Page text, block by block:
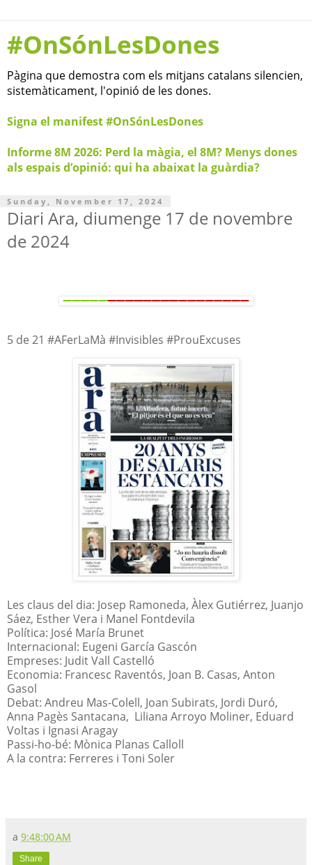
#OnSónLesDones
Pàgina que demostra com els mitjans catalans silencien,
sistemàticament, l'opinió de les dones.
Signa el manifest #OnSónLesDones
Informe 8M 2026: Perd la màgia, el 8M? Menys dones
als espais d’opinió: qui ha abaixat la guàrdia?
Sunday, November 17, 2024
Diari Ara, diumenge 17 de novembre
de 2024
5 de 21 #AFerLaMà #Invisibles #ProuExcuses
Les claus del dia: Josep Ramoneda, Àlex Gutiérrez, Juanjo
Sáez, Esther Vera i Manel Fontdevila
Política: José María Brunet
Internacional: Eugeni García Gascón
Empreses: Judit Vall Castelló
Economia: Francesc Raventós, Joan B. Casas, Anton
Gasol
Debat: Andreu Mas-Colell, Joan Subirats, Jordi Duró,
Anna Pagès Santacana, Liliana Arroyo Moliner, Eduard
Voltas i Ignasi Aragay
Passi-ho-bé: Mònica Planas Calloll
A la contra: Ferreres i Toni Soler
a 9:48:00 AM
Share